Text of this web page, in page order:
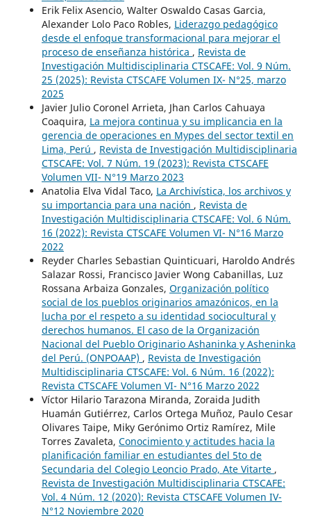
Erik Felix Asencio, Walter Oswaldo Casas Garcia,
Alexander Lolo Paco Robles, Liderazgo pedagógico
desde el enfoque transformacional para mejorar el
proceso de enseñanza histórica , Revista de
Investigación Multidisciplinaria CTSCAFE: Vol. 9 Núm.
25 (2025): Revista CTSCAFE Volumen IX- N°25, marzo
2025
Javier Julio Coronel Arrieta, Jhan Carlos Cahuaya
Coaquira, La mejora continua y su implicancia en la
gerencia de operaciones en Mypes del sector textil en
Lima, Perú , Revista de Investigación Multidisciplinaria
CTSCAFE: Vol. 7 Núm. 19 (2023): Revista CTSCAFE
Volumen VII- N°19 Marzo 2023
Anatolia Elva Vidal Taco, La Archivística, los archivos y
su importancia para una nación , Revista de
Investigación Multidisciplinaria CTSCAFE: Vol. 6 Núm.
16 (2022): Revista CTSCAFE Volumen VI- N°16 Marzo
2022
Reyder Charles Sebastian Quinticuari, Haroldo Andrés
Salazar Rossi, Francisco Javier Wong Cabanillas, Luz
Rossana Arbaiza Gonzales, Organización político
social de los pueblos originarios amazónicos, en la
lucha por el respeto a su identidad sociocultural y
derechos humanos. El caso de la Organización
Nacional del Pueblo Originario Ashaninka y Asheninka
del Perú. (ONPOAAP) , Revista de Investigación
Multidisciplinaria CTSCAFE: Vol. 6 Núm. 16 (2022):
Revista CTSCAFE Volumen VI- N°16 Marzo 2022
Víctor Hilario Tarazona Miranda, Zoraida Judith
Huamán Gutiérrez, Carlos Ortega Muñoz, Paulo Cesar
Olivares Taipe, Miky Gerónimo Ortiz Ramírez, Mile
Torres Zavaleta, Conocimiento y actitudes hacia la
planificación familiar en estudiantes del 5to de
Secundaria del Colegio Leoncio Prado, Ate Vitarte ,
Revista de Investigación Multidisciplinaria CTSCAFE:
Vol. 4 Núm. 12 (2020): Revista CTSCAFE Volumen IV-
N°12 Noviembre 2020